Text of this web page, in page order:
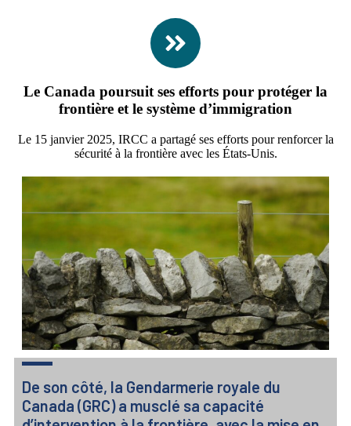
Le Canada poursuit ses efforts pour protéger la
frontière et le système d’immigration
Le 15 janvier 2025, IRCC a partagé ses efforts pour renforcer la
sécurité à la frontière avec les États-Unis.
De son côté, la Gendarmerie royale du
Canada (GRC) a musclé sa capacité